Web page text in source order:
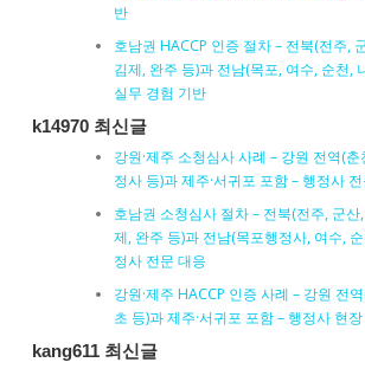
반
호남권 HACCP 인증 절차 – 전북(전주,
김제, 완주 등)과 전남(목포, 여수, 순천,
실무 경험 기반
k14970 최신글
강원·제주 소청심사 사례 – 강원 전역(
정사 등)과 제주·서귀포 포함 – 행정사
호남권 소청심사 절차 – 전북(전주, 군산
제, 완주 등)과 전남(목포행정사, 여수,
정사 전문 대응
강원·제주 HACCP 인증 사례 – 강원 전
초 등)과 제주·서귀포 포함 – 행정사 현
kang611 최신글